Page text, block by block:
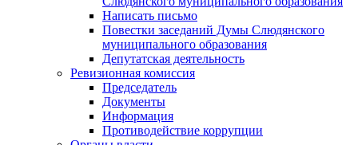
Написать письмо
Повестки заседаний Думы Слюдянского
муниципального образования
Депутатская деятельность
Ревизионная комиссия
Председатель
Документы
Информация
Противодействие коррупции